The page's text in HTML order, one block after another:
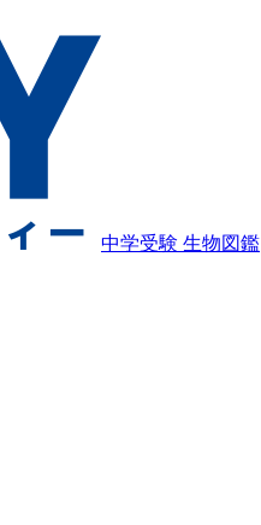
中学受験 生物図鑑